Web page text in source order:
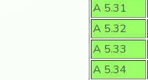
A 5.31
A 5.32
A 5.33
A 5.34